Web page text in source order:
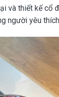
và thiết kế cổ
người yêu